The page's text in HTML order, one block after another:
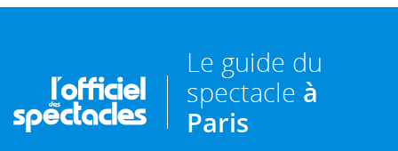
Le guide du
spectacle à
Paris